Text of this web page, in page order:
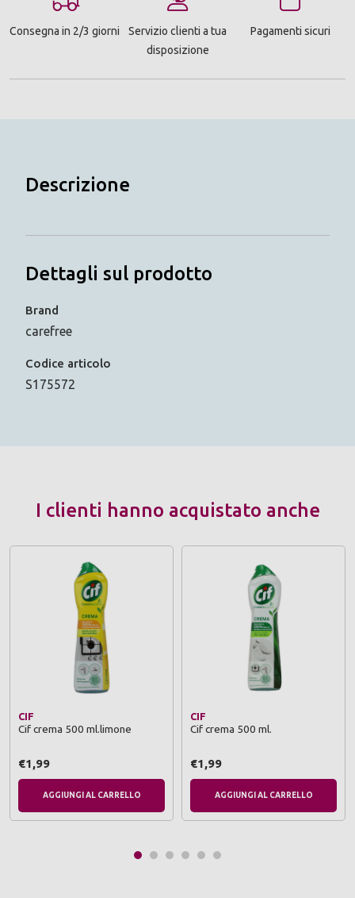
Consegna in 2/3 giorni
Servizio clienti a tua
disposizione
Pagamenti sicuri
Descrizione
Dettagli sul prodotto
Brand
carefree
Codice articolo
S175572
I clienti hanno acquistato anche
CIF
Cif crema 500 ml.limone
€1,99
AGGIUNGI AL CARRELLO
CIF
Cif crema 500 ml.
€1,99
AGGIUNGI AL CARRELLO